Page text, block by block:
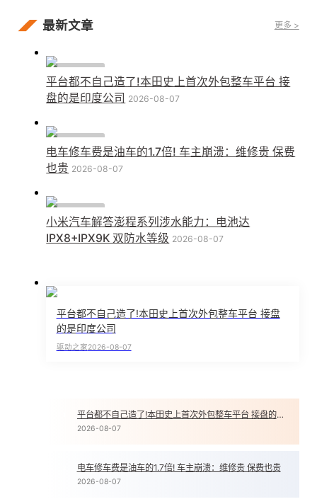
最新文章 更多 >
平台都不自己造了!本田史上首次外包整车平台 接
盘的是印度公司 2026-08-07
电车修车费是油车的1.7倍! 车主崩溃：维修贵 保费
也贵 2026-08-07
小米汽车解答澎程系列涉水能力：电池达
IPX8+IPX9K 双防水等级 2026-08-07
平台都不自己造了!本田史上首次外包整车平台 接盘
的是印度公司
驱动之家2026-08-07
平台都不自己造了!本田史上首次外包整车平台 接盘的是印度公司
2026-08-07
电车修车费是油车的1.7倍! 车主崩溃：维修贵 保费也贵
2026-08-07